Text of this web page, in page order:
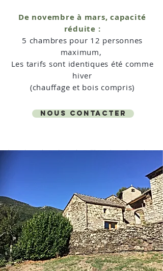
De novembre à mars, capacité
réduite :
5 chambres pour 12 personnes
maximum,
Les tarifs sont identiques été comme
hiver
(chauffage et bois compris)
nous contacter